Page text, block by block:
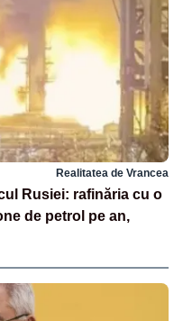
Realitatea de Vrancea
Rusiei: rafinăria cu o
de petrol pe an,